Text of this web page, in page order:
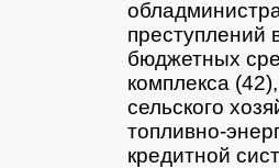
преступлений
бюджетных
комплекса
сельского
топливно-
кредитной